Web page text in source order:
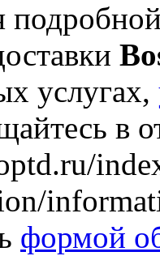
услугах,
в
формой